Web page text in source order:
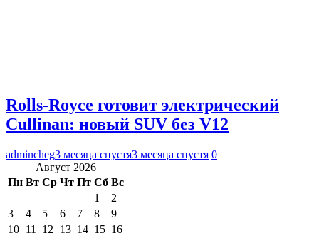
Rolls-Royce готовит электрический
Cullinan: новый SUV без V12
admincheg3 месяца спустя3 месяца спустя 0
Август 2026
Пн Вт Ср Чт Пт Сб Вс
1
2
3
4 5 6 7 8
9
10 11 12 13 14 15 16